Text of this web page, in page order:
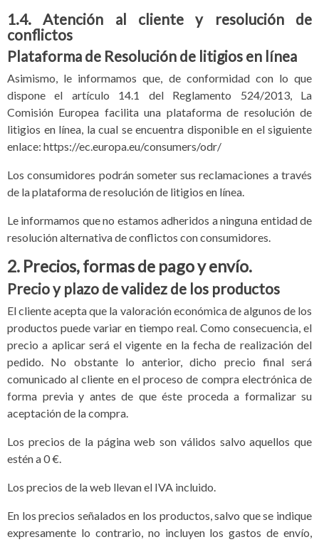
1.4. Atención al cliente y resolución de
conflictos
Plataforma de Resolución de litigios en línea
Asimismo, le informamos que, de conformidad con lo que
dispone el artículo 14.1 del Reglamento 524/2013, La
Comisión Europea facilita una plataforma de resolución de
litigios en línea, la cual se encuentra disponible en el siguiente
enlace: https://ec.europa.eu/consumers/odr/
Los consumidores podrán someter sus reclamaciones a través
de la plataforma de resolución de litigios en línea.
Le informamos que no estamos adheridos a ninguna entidad de
resolución alternativa de conflictos con consumidores.
2. Precios, formas de pago y envío.
Precio y plazo de validez de los productos
El cliente acepta que la valoración económica de algunos de los
productos puede variar en tiempo real. Como consecuencia, el
precio a aplicar será el vigente en la fecha de realización del
pedido. No obstante lo anterior, dicho precio final será
comunicado al cliente en el proceso de compra electrónica de
forma previa y antes de que éste proceda a formalizar su
aceptación de la compra.
Los precios de la página web son válidos salvo aquellos que
estén a 0 €.
Los precios de la web llevan el IVA incluido.
En los precios señalados en los productos, salvo que se indique
expresamente lo contrario, no incluyen los gastos de envío,